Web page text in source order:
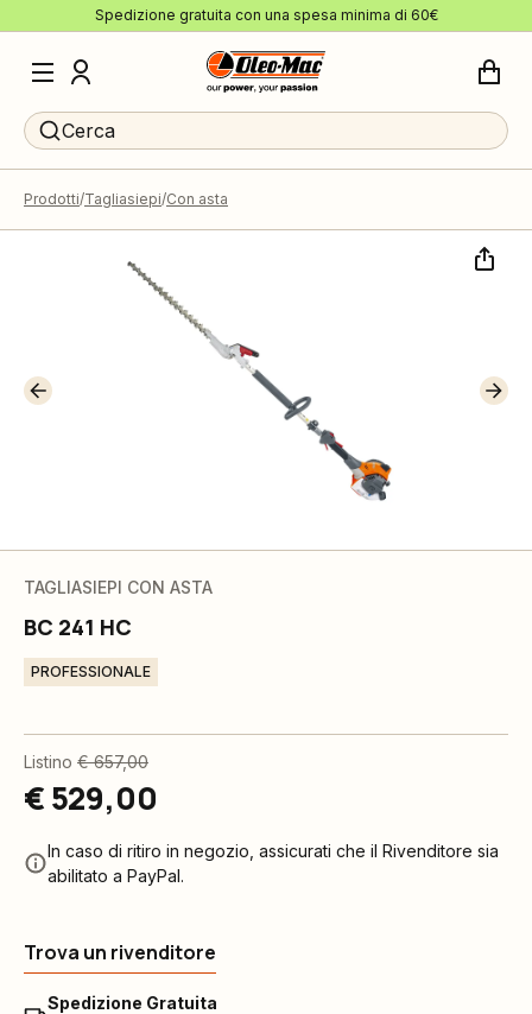
Spedizione gratuita con una spesa minima di 60€
Cerca
Prodotti Tagliasiepi Con asta
TAGLIASIEPI CON ASTA
BC 241 HC
PROFESSIONALE
Listino € 657,00
€ 529,00
In caso di ritiro in negozio, assicurati che il Rivenditore sia
abilitato a PayPal.
Trova un rivenditore
Spedizione Gratuita